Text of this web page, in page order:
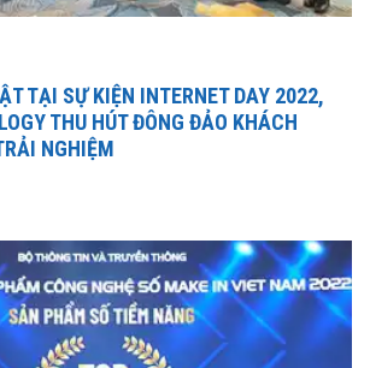
TẠI SỰ KIỆN INTERNET DAY 2022,
THU HÚT ĐÔNG ĐẢO KHÁCH
NGHIỆM